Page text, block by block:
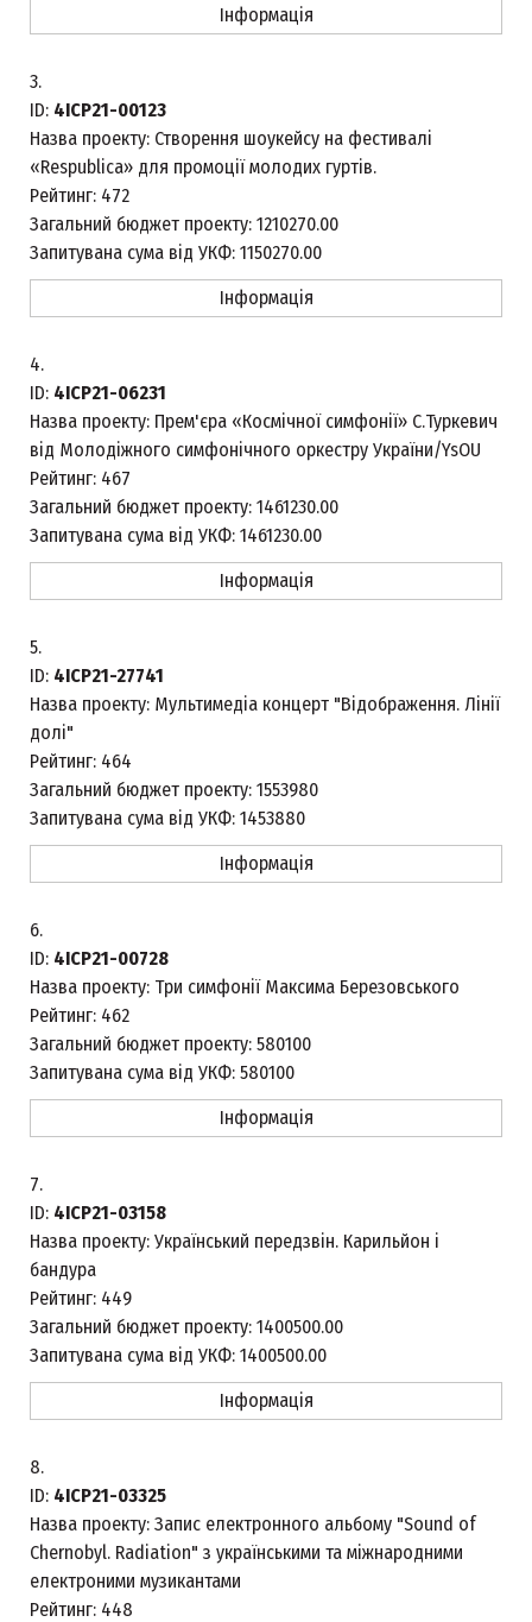
Інформація
3.
ID: 4ICP21-00123
Назва проекту: Створення шоукейсу на фестивалі
«Respublica» для промоції молодих гуртів.
Рейтинг: 472
Загальний бюджет проекту: 1210270.00
Запитувана сума від УКФ: 1150270.00
Інформація
4.
ID: 4ICP21-06231
Назва проекту: Прем'єра «Космічної симфонії» С.Туркевич
від Молодіжного симфонічного оркестру України/YsOU
Рейтинг: 467
Загальний бюджет проекту: 1461230.00
Запитувана сума від УКФ: 1461230.00
Інформація
5.
ID: 4ICP21-27741
Назва проекту: Мультимедіа концерт "Відображення. Лінії
долі"
Рейтинг: 464
Загальний бюджет проекту: 1553980
Запитувана сума від УКФ: 1453880
Інформація
6.
ID: 4ICP21-00728
Назва проекту: Три симфонії Максима Березовського
Рейтинг: 462
Загальний бюджет проекту: 580100
Запитувана сума від УКФ: 580100
Інформація
7.
ID: 4ICP21-03158
Назва проекту: Український передзвін. Карильйон і
бандура
Рейтинг: 449
Загальний бюджет проекту: 1400500.00
Запитувана сума від УКФ: 1400500.00
Інформація
8.
ID: 4ICP21-03325
Назва проекту: Запис електронного альбому "Sound of
Chernobyl. Radiation" з українськими та міжнародними
електроними музикантами
Рейтинг: 448